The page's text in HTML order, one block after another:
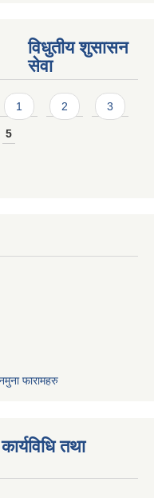
विधुतीय शुसासन
सेवा
1 2 3
5
फारामहरु
तथा